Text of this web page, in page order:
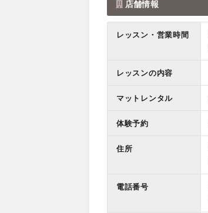
店舗情報
レッスン・営業時間
レッスンの内容
マットレンタル
体験予約
住所
電話番号